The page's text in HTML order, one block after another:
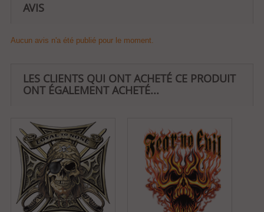
AVIS
Aucun avis n'a été publié pour le moment.
LES CLIENTS QUI ONT ACHETÉ CE PRODUIT
ONT ÉGALEMENT ACHETÉ...